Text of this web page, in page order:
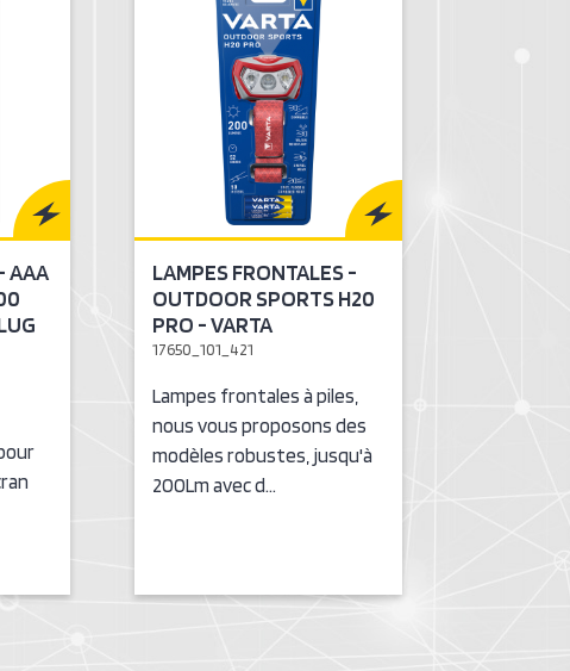
AAA
LAMPES FRONTALES -
OUTDOOR SPORTS H20
PRO - VARTA
17650_101_421
Lampes frontales à piles,
nous vous proposons des
modèles robustes, jusqu'à
200Lm avec d…